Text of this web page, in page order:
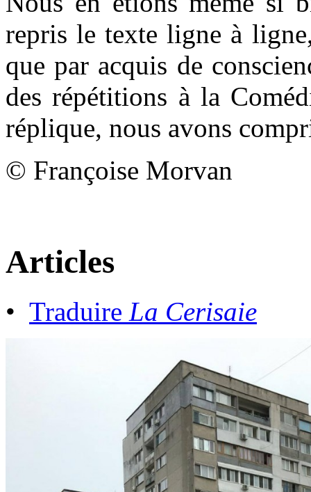
repris le texte ligne à
que par acquis de
des répétitions à la
réplique, nous avons
© Françoise Morvan
Articles
• Traduire La Cerisaie